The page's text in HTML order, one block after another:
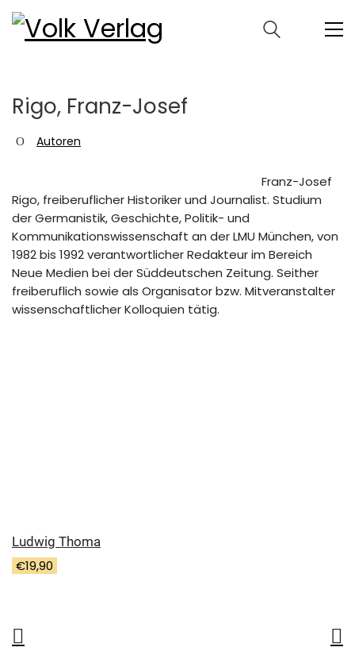
Rigo, Franz-Josef
Autoren
Franz-Josef
Rigo, freiberuflicher Historiker und Journalist. Studium
der Germanistik, Geschichte, Politik- und
Kommunikationswissenschaft an der LMU München, von
1982 bis 1992 verantwortlicher Redakteur im Bereich
Neue Medien bei der Süddeutschen Zeitung. Seither
freiberuflich sowie als Organisator bzw. Mitveranstalter
wissenschaftlicher Kolloquien tätig.
Ludwig Thoma
€19,90